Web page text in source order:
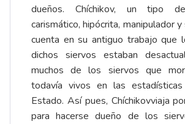
dueños. Chíchikov, un tipo
carismático, hipócrita, manipulador
cuenta en su antiguo trabajo que
dichos siervos estaban
muchos de los siervos que
todavía vivos en las
Estado. Así pues, Chíchikovviaja
para hacerse dueño de los